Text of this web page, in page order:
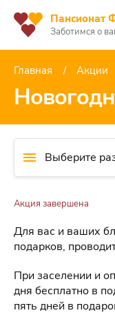
Пансионат
Заботимся о
Главная Акции
Акция завершена
Для вас и ваших
подарков,
При заселении и
дня бесплатно в
пять дней в
Выберите